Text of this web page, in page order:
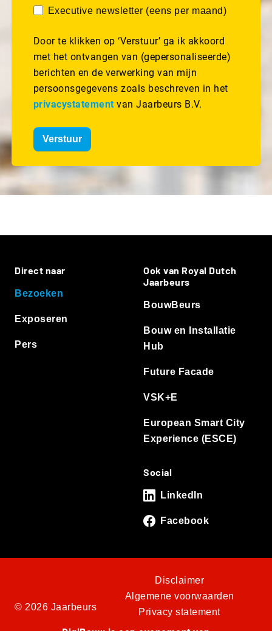
Executive newsletter (eens per maand)
Door te klikken op ‘Verstuur’ ga ik akkoord
met het ontvangen van (gepersonaliseerde)
berichten en de verwerking van mijn
persoonsgegevens zoals beschreven in het
privacystatementvan Jaarbeurs B.V.
Verstuur
Direct naar
Bezoeken
Exposeren
Pers
Ook van Royal Dutch
Jaarbeurs
BouwBeurs
Bouw en Installatie
Hub
Future Facade
VSK+E
European Smart City
Experience (ESCE)
Social
LinkedIn
Facebook
© 2026 Jaarbeurs
Disclaimer
Algemene voorwaarden
Privacy statement